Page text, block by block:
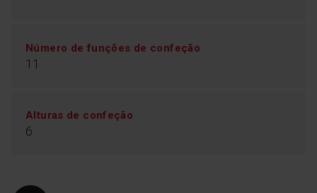
Número de funções de confeção
11
Alturas de confeção
6